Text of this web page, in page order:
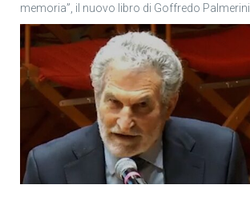
memoria”, il nuovo libro di Goffredo Palmerini